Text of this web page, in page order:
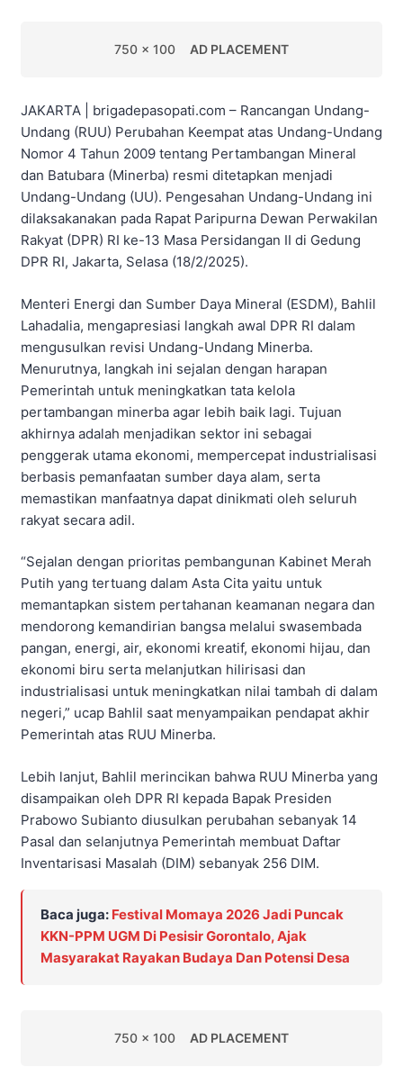
750 x 100 AD PLACEMENT
JAKARTA | brigadepasopati.com – Rancangan Undang-
Undang (RUU) Perubahan Keempat atas Undang-Undang
Nomor 4 Tahun 2009 tentang Pertambangan Mineral
dan Batubara (Minerba) resmi ditetapkan menjadi
Undang-Undang (UU). Pengesahan Undang-Undang ini
dilaksakanakan pada Rapat Paripurna Dewan Perwakilan
Rakyat (DPR) RI ke-13 Masa Persidangan II di Gedung
DPR RI, Jakarta, Selasa (18/2/2025).
Menteri Energi dan Sumber Daya Mineral (ESDM), Bahlil
Lahadalia, mengapresiasi langkah awal DPR RI dalam
mengusulkan revisi Undang-Undang Minerba.
Menurutnya, langkah ini sejalan dengan harapan
Pemerintah untuk meningkatkan tata kelola
pertambangan minerba agar lebih baik lagi. Tujuan
akhirnya adalah menjadikan sektor ini sebagai
penggerak utama ekonomi, mempercepat industrialisasi
berbasis pemanfaatan sumber daya alam, serta
memastikan manfaatnya dapat dinikmati oleh seluruh
rakyat secara adil.
“Sejalan dengan prioritas pembangunan Kabinet Merah
Putih yang tertuang dalam Asta Cita yaitu untuk
memantapkan sistem pertahanan keamanan negara dan
mendorong kemandirian bangsa melalui swasembada
pangan, energi, air, ekonomi kreatif, ekonomi hijau, dan
ekonomi biru serta melanjutkan hilirisasi dan
industrialisasi untuk meningkatkan nilai tambah di dalam
negeri,” ucap Bahlil saat menyampaikan pendapat akhir
Pemerintah atas RUU Minerba.
Lebih lanjut, Bahlil merincikan bahwa RUU Minerba yang
disampaikan oleh DPR RI kepada Bapak Presiden
Prabowo Subianto diusulkan perubahan sebanyak 14
Pasal dan selanjutnya Pemerintah membuat Daftar
Inventarisasi Masalah (DIM) sebanyak 256 DIM.
Baca juga: Festival Momaya 2026 Jadi Puncak
KKN-PPM UGM Di Pesisir Gorontalo, Ajak
Masyarakat Rayakan Budaya Dan Potensi Desa
750 x 100 AD PLACEMENT